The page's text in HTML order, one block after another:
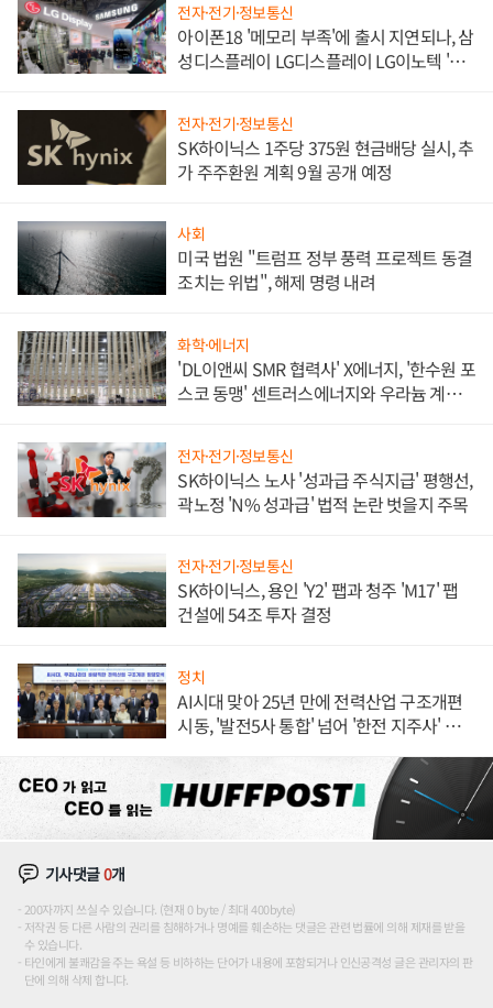
전자·전기·정보통신
아이폰18 '메모리 부족'에 출시 지연되나, 삼
성디스플레이 LG디스플레이 LG이노텍 '탈
전자·전기·정보통신
SK하이닉스 1주당 375원 현금배당 실시, 추
가 주주환원 계획 9월 공개 예정
사회
미국 법원 "트럼프 정부 풍력 프로젝트 동결
조치는 위법", 해제 명령 내려
화학·에너지
'DL이앤씨 SMR 협력사' X에너지, '한수원 포
스코 동맹' 센트러스에너지와 우라늄 계약
전자·전기·정보통신
SK하이닉스 노사 '성과급 주식지급' 평행선,
곽노정 'N% 성과급' 법적 논란 벗을지 주목
전자·전기·정보통신
SK하이닉스, 용인 'Y2' 팹과 청주 'M17' 팹
건설에 54조 투자 결정
정치
AI시대 맞아 25년 만에 전력산업 구조개편
시동, '발전5사 통합' 넘어 '한전 지주사' 재편
기사댓글0개
200자까지 쓰실 수 있습니다. (현재 0 byte / 최대 400byte)
저작권 등 다른 사람의 권리를 침해하거나 명예를 훼손하는 댓글은 관련 법률에 의해 제재를 받을
수 있습니다.
타인에게 불쾌감을 주는 욕설 등 비하하는 단어가 내용에 포함되거나 인신공격성 글은 관리자의 판
단에 의해 삭제 합니다.